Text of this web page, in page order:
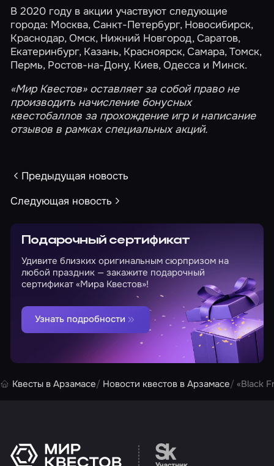
В 2020 году в акции участвуют следующие
города: Москва,Санкт-Петербург, Новосибирск,
Краснодар,Омск, Нижний Новгород,Саратов,
Екатеринбург, Казань, Красноярск,Самара,Томск,
Пермь, Ростов-на-Дону, Киев,Одесса и Минск.
«Мир Квестов» оставляет за собой право не
производить начисление бонусных
квестобаллов за прохождение игр и написание
отзывов в рамках специальных акций.
Предыдущая новость
Следующая новость
Подарочный сертификат
Удивите близких оригинальным сюрпризом на
любой праздник — закажите подарочный
сертификат «Мира Квестов»!
Узнать подробности
Квесты в Арзамасе Новости квестов в Арзамасе «Black
Перейти на сайт